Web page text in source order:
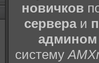
новичков
сервераи
админом
систему